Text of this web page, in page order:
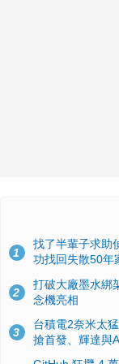
1
找了半輩子求助
功找回失散50年
2
打破大廠墨水綁
念機亮相
3
台積電2奈米太
搶首發、輝達與